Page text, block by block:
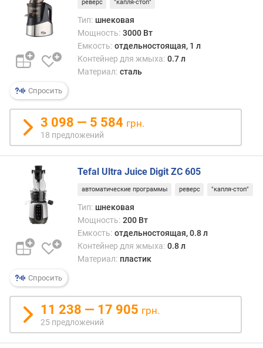
что
Такие
и
о
п
о
у
л
р
н
с
о
т
д
ш
е
в
х
к
д
о
р
о
Спросить
реверс "капля-стоп"
Тип: шнековая
Мощность: 3000 Вт
Емкость: отдельностоящая, 1 л
Контейнер для жмыха: 0.7 л
Материал: сталь
3 098 — 5 584 грн.
18 предложений
Спросить
Tefal Ultra Juice Digit ZC 605
автоматические программы реверс "капля-стоп"
Тип: шнековая
Мощность: 200 Вт
Емкость: отдельностоящая, 0.8 л
Контейнер для жмыха: 0.8 л
Материал: пластик
11 238 — 17 905 грн.
25 предложений